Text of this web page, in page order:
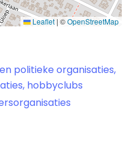
Leaflet | ©OpenStreetMap
politieke organisaties,
hobbyclubs